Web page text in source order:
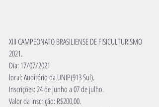
XIII CAMPEONATO BRASILIENSE DE FISICULTURISMO
2021.
Dia: 17/07/2021
local: Auditório da UNIP(913 Sul).
Inscrições: 24 de junho a 07 de julho.
Valor da inscrição: R$200,00.